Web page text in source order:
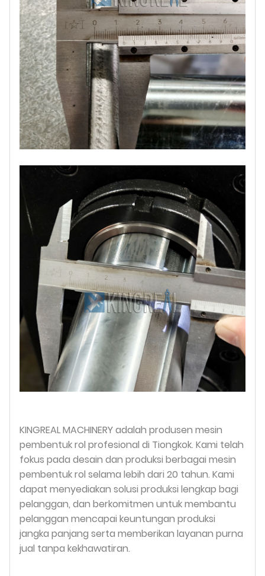
KINGREAL MACHINERY adalah produsen mesin
pembentuk rol profesional di Tiongkok. Kami telah
fokus pada desain dan produksi berbagai mesin
pembentuk rol selama lebih dari 20 tahun. Kami
dapat menyediakan solusi produksi lengkap bagi
pelanggan, dan berkomitmen untuk membantu
pelanggan mencapai keuntungan produksi
jangka panjang serta memberikan layanan purna
jual tanpa kekhawatiran.